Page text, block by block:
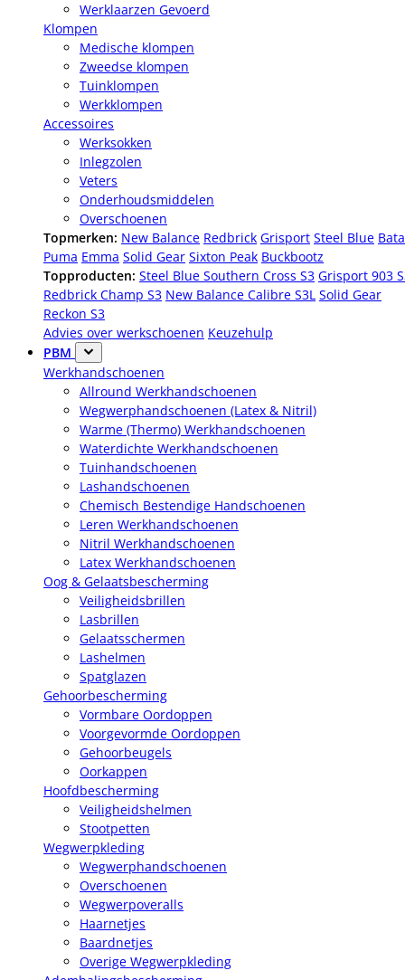
Werklaarzen Gevoerd
Klompen
Medische klompen
Zweedse klompen
Tuinklompen
Werkklompen
Accessoires
Werksokken
Inlegzolen
Veters
Onderhoudsmiddelen
Overschoenen
Topmerken: New Balance Redbrick Grisport Steel Blue Bata
Puma Emma Solid Gear Sixton Peak Buckbootz
Topproducten: Steel Blue Southern Cross S3 Grisport 903
Redbrick Champ S3 New Balance Calibre S3L Solid Gear
Reckon S3
Advies over werkschoenen Keuzehulp
PBM
Werkhandschoenen
Allround Werkhandschoenen
Wegwerphandschoenen (Latex & Nitril)
Warme (Thermo) Werkhandschoenen
Waterdichte Werkhandschoenen
Tuinhandschoenen
Lashandschoenen
Chemisch Bestendige Handschoenen
Leren Werkhandschoenen
Nitril Werkhandschoenen
Latex Werkhandschoenen
Oog & Gelaatsbescherming
Veiligheidsbrillen
Lasbrillen
Gelaatsschermen
Lashelmen
Spatglazen
Gehoorbescherming
Vormbare Oordoppen
Voorgevormde Oordoppen
Gehoorbeugels
Oorkappen
Hoofdbescherming
Veiligheidshelmen
Stootpetten
Wegwerpkleding
Wegwerphandschoenen
Overschoenen
Wegwerpoveralls
Haarnetjes
Baardnetjes
Overige Wegwerpkleding